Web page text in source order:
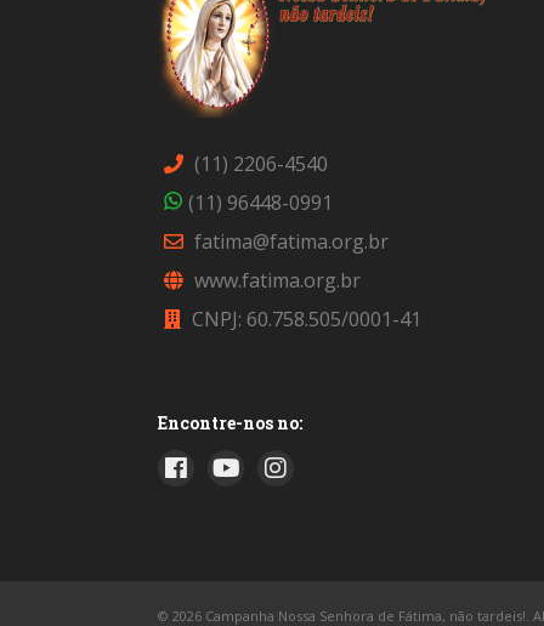
(11) 2206-4540
(11) 96448-0991
fatima@fatima.org.br
www.fatima.org.br
CNPJ: 60.758.505/0001-41
Encontre-nos no:
© 2026 Campanha Nossa Senhora de Fátima, não tardeis!.